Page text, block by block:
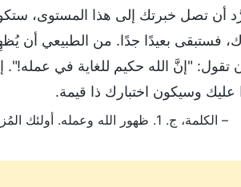
أن تصل خبرتك إلى هذا المستوى،
فستبقى بعيدًا جدًا. من الطبيعي أن
تقول: "إنَّ الله حكيم للغاية في
وسيكون اختبارك ذا قيمة.
– الكلمة، ج. 1. ظهور الله وعمله. أولئك المُزمَع تكميلهم لا بدّ أنْ يخضعوا للتنقية